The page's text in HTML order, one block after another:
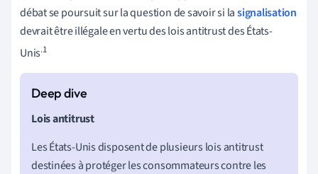
débat se poursuit sur la question de savoir si lasignalisation
devrait être illégale en vertu des lois antitrust des États-
Unis.1
Lois antitrust
Les États-Unis disposent de plusieurs lois antitrust
destinées à protéger les consommateurs contre les